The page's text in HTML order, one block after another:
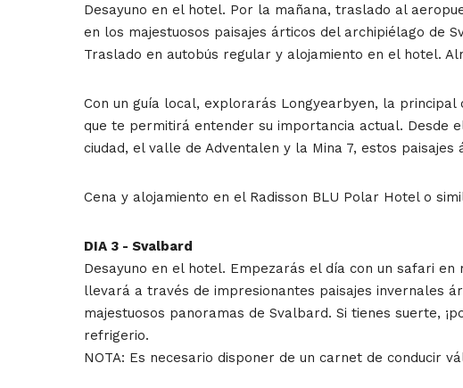
Desayuno en el hotel. Por la mañana, traslado al
en los majestuosos paisajes árticos del archipiélago de
Traslado en autobús regular y alojamiento en el hotel.
Con un guía local, explorarás Longyearbyen, la
que te permitirá entender su importancia actual. Desde
ciudad, el valle de Adventalen y la Mina 7, estos
Cena y alojamiento en el Radisson BLU Polar Hotel o
DIA 3 - Svalbard
Desayuno en el hotel. Empezarás el día con un safari
llevará a través de impresionantes paisajes invernales
majestuosos panoramas de Svalbard. Si tienes suerte,
refrigerio.
NOTA: Es necesario disponer de un carnet de conducir